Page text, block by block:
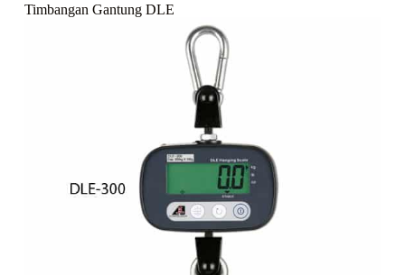
Timbangan Gantung DLE